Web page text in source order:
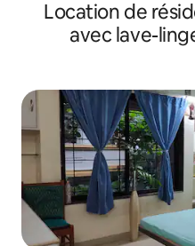
Location de
avec lave-